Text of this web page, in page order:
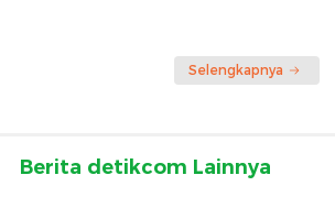
Selengkapnya
Berita detikcom Lainnya